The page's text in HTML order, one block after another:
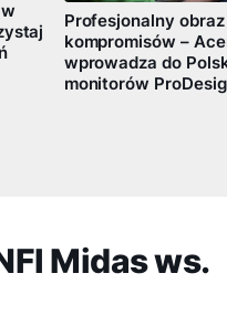
Profesjonalny
kompromisów –
wprowadza do
monitorów
Midas ws.